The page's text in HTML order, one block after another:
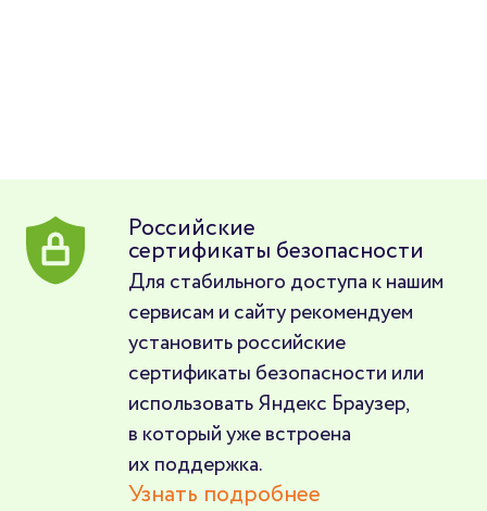
Российские
сертификаты безопасности
Для стабильного доступа к нашим
сервисам и сайту рекомендуем
установить российские
сертификаты безопасности или
использовать Яндекс Браузер,
в который уже встроена
их поддержка.
Узнать подробнее